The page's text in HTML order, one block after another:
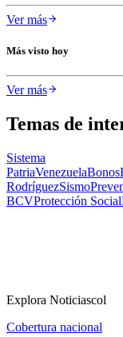
Ver más
Más visto hoy
Ver más
Temas de
Sistema
PatriaVenezuelaBonos
RodríguezSismo
BCVProtección Social
Explora Noticiascol
Cobertura nacional